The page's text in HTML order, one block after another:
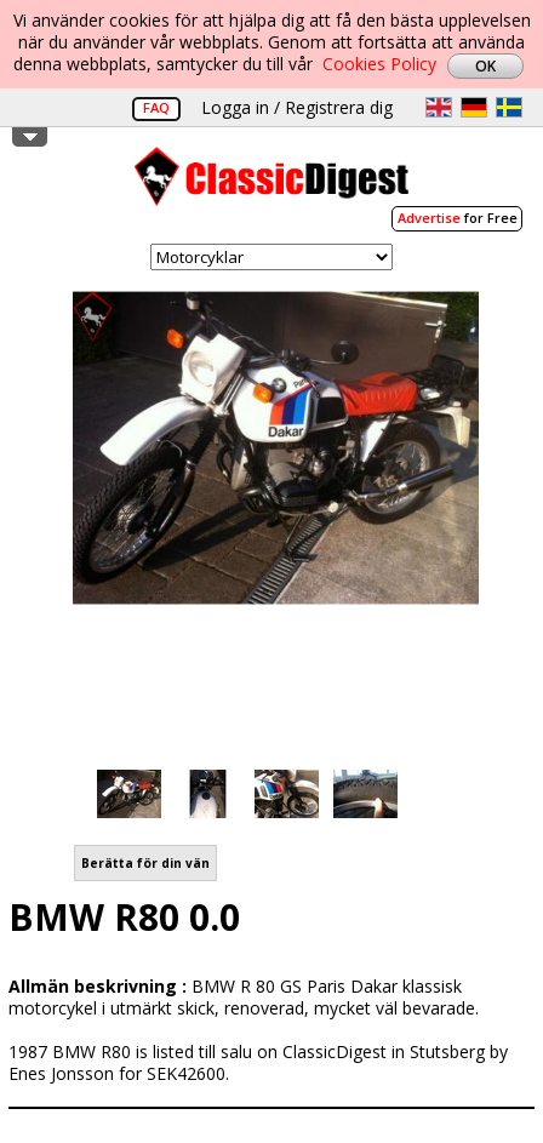
Vi använder cookies för att hjälpa dig att få den bästa upplevelsen
när du använder vår webbplats. Genom att fortsätta att använda
denna webbplats, samtycker du till vår Cookies Policy
FAQ Logga in / Registrera dig
Advertisefor Free
Berätta för din vän
BMW R80 0.0
Allmän beskrivning : BMW R 80 GS Paris Dakar klassisk
motorcykel i utmärkt skick, renoverad, mycket väl bevarade.
1987 BMW R80 is listed till salu on ClassicDigest in Stutsberg by
Enes Jonsson for SEK42600.